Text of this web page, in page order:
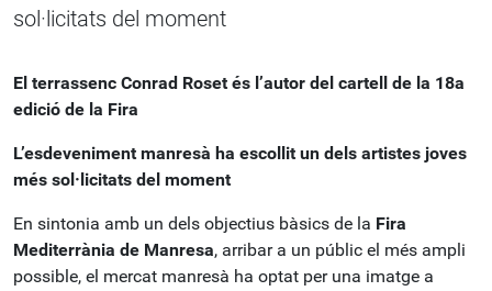
sol·licitats del moment
El terrassenc Conrad Roset és l’autor del cartell de la 18a
edició de la Fira
L’esdeveniment manresà ha escollit un dels artistes joves
més sol·licitats del moment
En sintonia amb un dels objectius bàsics de la Fira
Mediterrània de Manresa, arribar a un públic el més ampli
possible, el mercat manresà ha optat per una imatge a